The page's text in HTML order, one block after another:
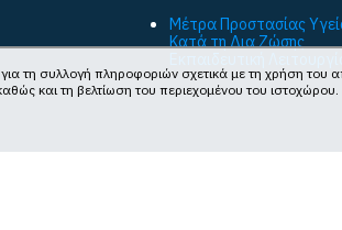
Μέτρα Προστασίας
Κατά τη Δια Ζώσης
τη συλλογή πληροφοριών σχετικά με τη χρήση του
και τη βελτίωση του περιεχομένου του ιστοχώρου.